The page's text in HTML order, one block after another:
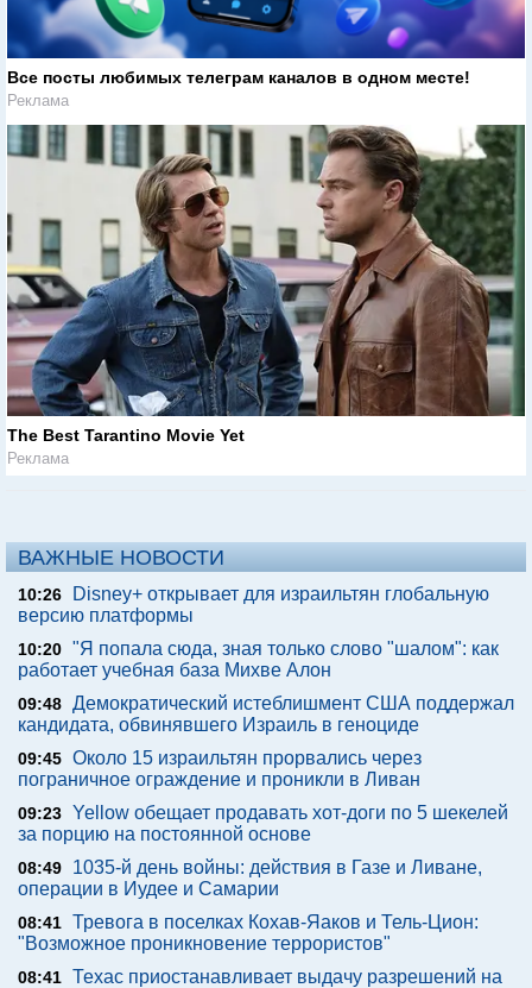
Все посты любимых телеграм каналов в одном месте!
Реклама
The Best Tarantino Movie Yet
Реклама
ВАЖНЫЕ НОВОСТИ
10:26
Disney+ открывает для израильтян глобальную
версию платформы
10:20 "Я попала сюда, зная только слово "шалом": как
работает учебная база Михве Алон
09:48 Демократический истеблишмент США поддержал
кандидата, обвинявшего Израиль в геноциде
09:45 Около 15 израильтян прорвались через
пограничное ограждение и проникли в Ливан
09:23 Yellow обещает продавать хот-доги по 5 шекелей
за порцию на постоянной основе
08:49
1035-й день войны: действия в Газе и Ливане,
операции в Иудее и Самарии
08:41 Тревога в поселках Кохав-Яаков и Тель-Цион:
"Возможное проникновение террористов"
08:41 Техас приостанавливает выдачу разрешений на